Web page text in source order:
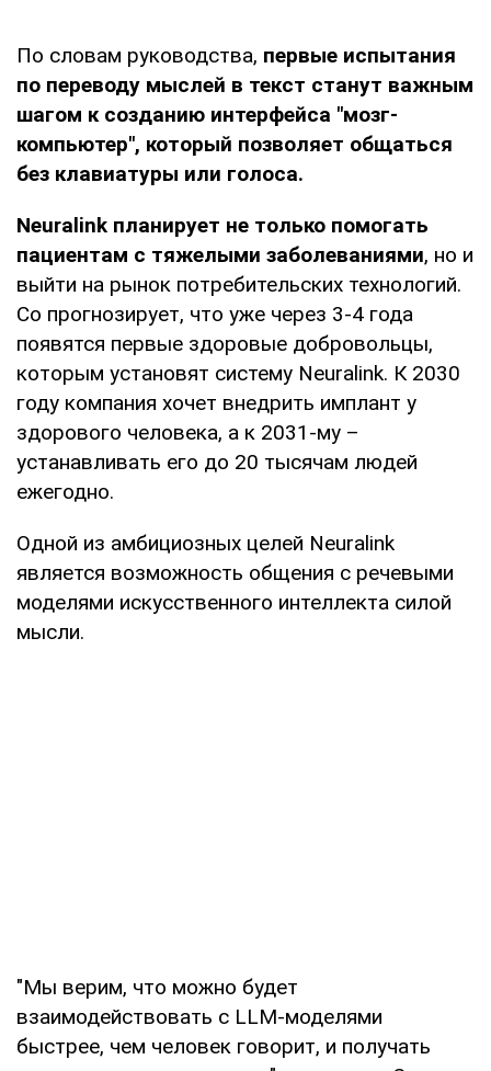
По словам руководства, первые испытания
по переводу мыслей в текст станут важным
шагом к созданию интерфейса "мозг-
компьютер", который позволяет общаться
без клавиатуры или голоса.
Neuralink планирует не только помогать
пациентам с тяжелыми заболеваниями, но и
выйти на рынок потребительских технологий.
Со прогнозирует, что уже через 3-4 года
появятся первые здоровые добровольцы,
которым установят систему Neuralink. К 2030
году компания хочет внедрить имплант у
здорового человека, а к 2031-му –
устанавливать его до 20 тысячам людей
ежегодно.
Одной из амбициозных целей Neuralink
является возможность общения с речевыми
моделями искусственного интеллекта силой
мысли.
"Мы верим, что можно будет
взаимодействовать с LLM-моделями
быстрее, чем человек говорит, и получать